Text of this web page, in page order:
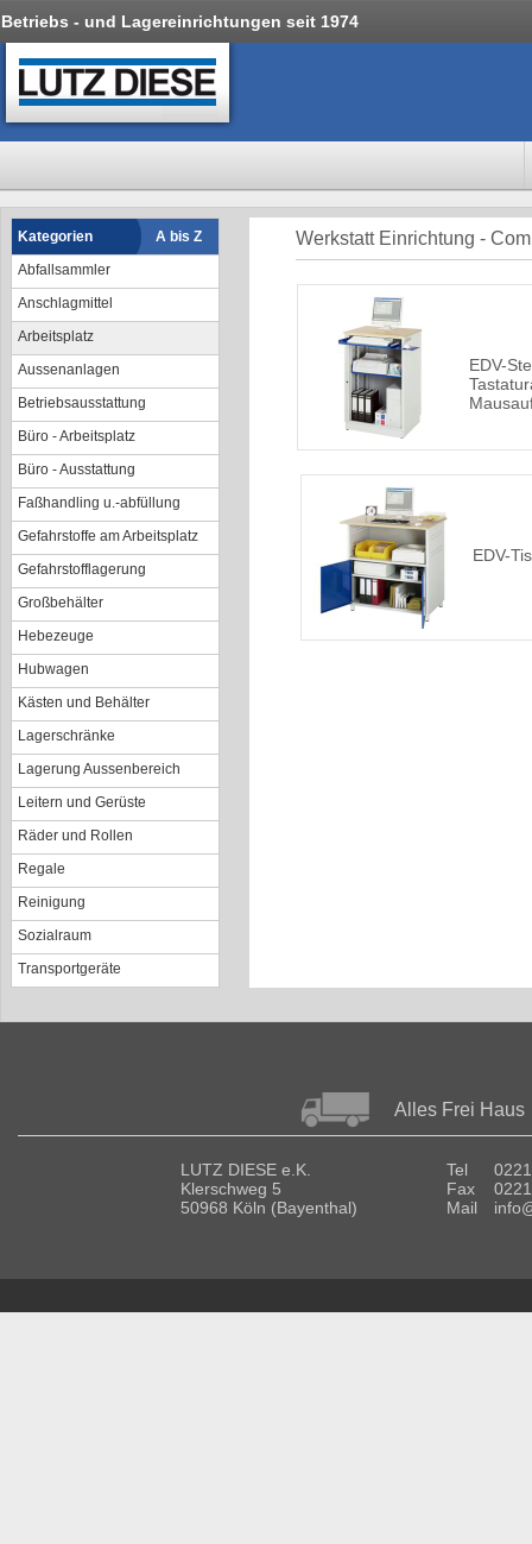
Betriebs - und Lagereinrichtungen seit 1974
Kategorien
A bis Z
Abfallsammler
Anschlagmittel
Arbeitsplatz
Aussenanlagen
Betriebsausstattung
Büro - Arbeitsplatz
Büro - Ausstattung
Faßhandling u.-abfüllung
Gefahrstoffe am Arbeitsplatz
Gefahrstofflagerung
Großbehälter
Hebezeuge
Hubwagen
Kästen und Behälter
Lagerschränke
Lagerung Aussenbereich
Leitern und Gerüste
Räder und Rollen
Regale
Reinigung
Sozialraum
Transportgeräte
Werkstatt Einrichtung -
EDV-
EDV-
Alles Frei Haus
LUTZ DIESE e.K.
Klerschweg 5
50968 Köln (Bayenthal)
Tel
Fax
Mail